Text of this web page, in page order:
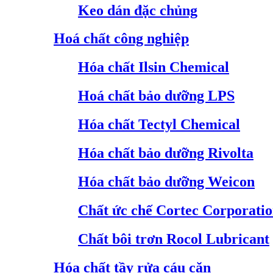
Keo dán đặc chủng
Hoá chất công nghiệp
Hóa chất Ilsin Chemical
Hoá chất bảo dưỡng LPS
Hóa chất Tectyl Chemical
Hóa chất bảo dưỡng Rivolta
Hóa chất bảo dưỡng Weicon
Chất ức chế Cortec
Chất bôi trơn Rocol Lubricant
Hóa chất tầy rửa cáu cặn